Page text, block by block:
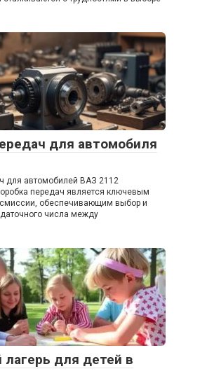
для автомобиля
для автомобилей ВАЗ 2112
передач является ключевым
обеспечивающим выбор и
числа между
лагерь для детей в